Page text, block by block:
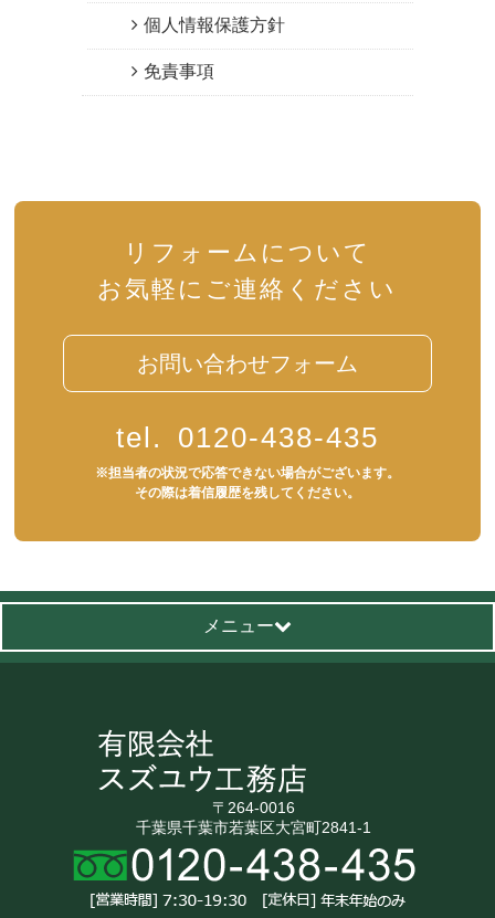
個人情報保護方針
免責事項
リフォームについて
お気軽にご連絡ください
お問い合わせフォーム
tel. 0120-438-435
※担当者の状況で応答できない場合がございます。
その際は着信履歴を残してください。
メニュー
〒264-0016
千葉県千葉市若葉区大宮町2841-1